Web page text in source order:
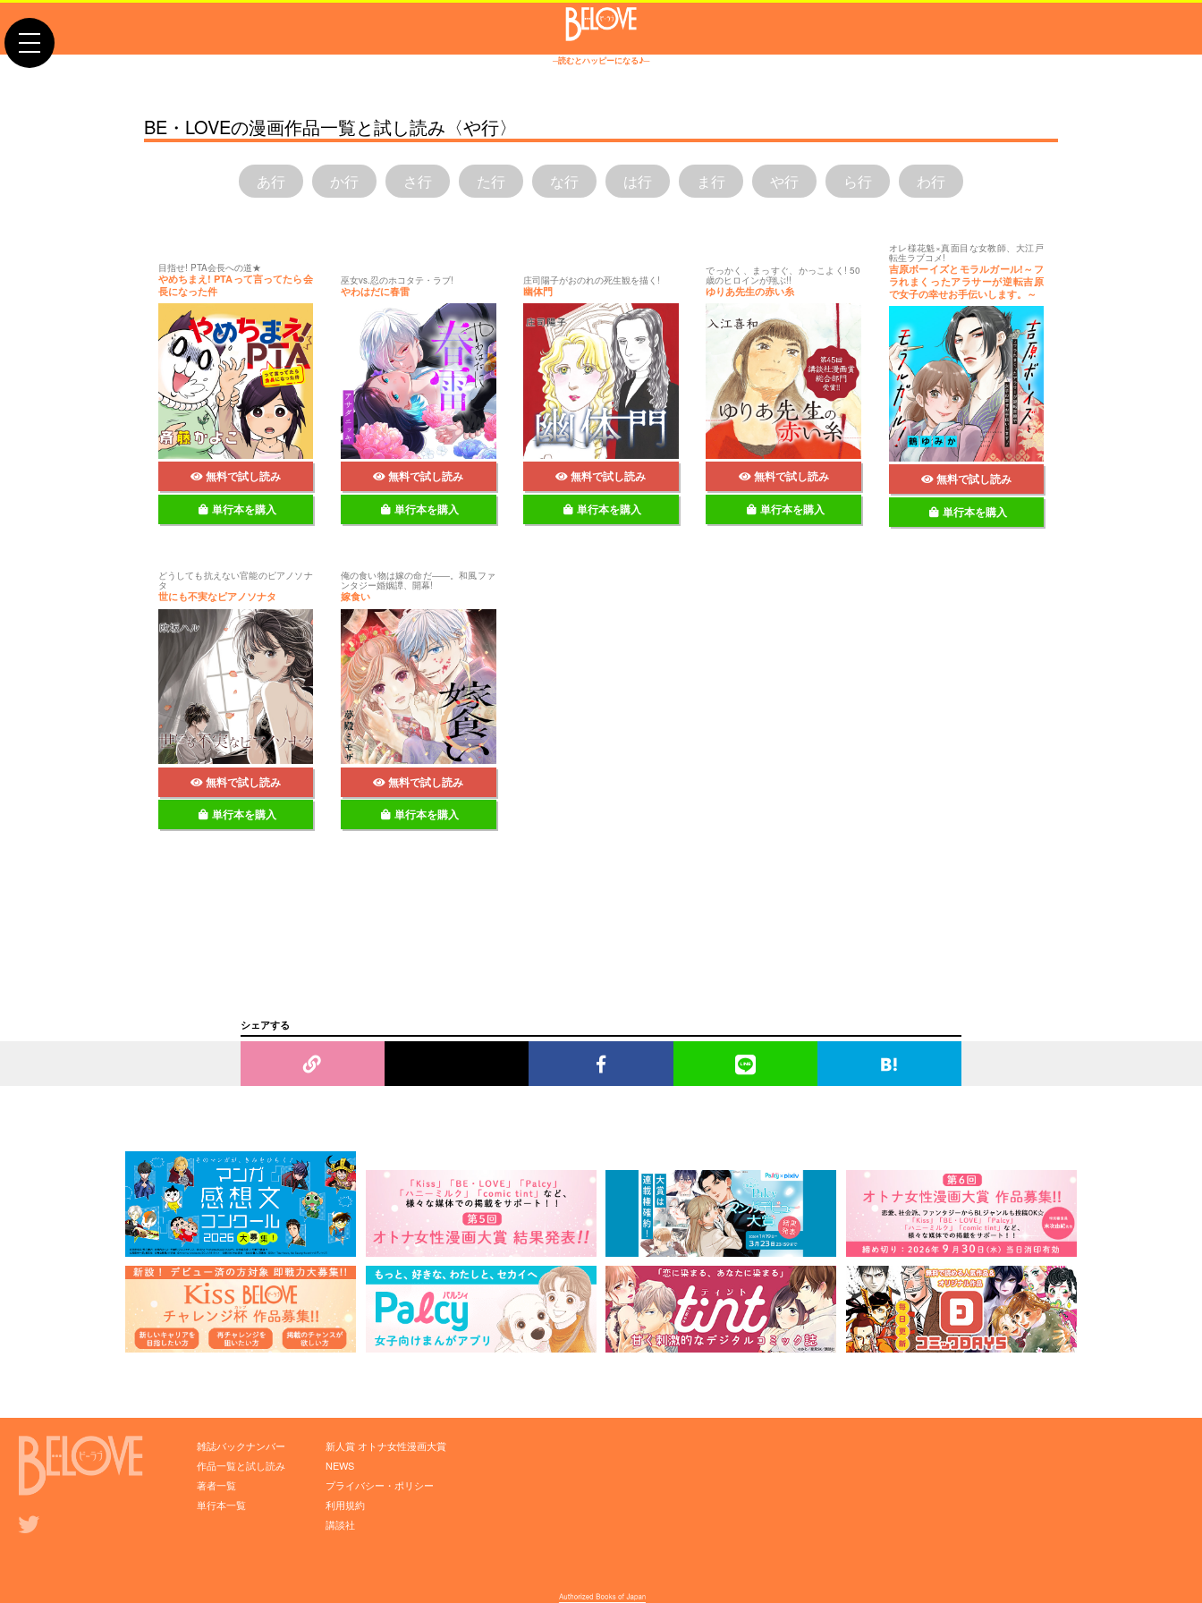
─読むとハッピーになる♪─
toggle
BE・LOVEの漫画作品一覧と試し読み〈や行〉
あ行 か行 さ行 た行 な行 は行 ま行 や行 ら行 わ行
目指せ! PTA会長への道★
やめちまえ! PTAって言ってたら会
長になった件
無料で試し読み
単行本を購入
巫女vs.忍のホコタテ・ラブ!
やわはだに春雷
無料で試し読み
単行本を購入
庄司陽子がおのれの死生観を描く!
幽体門
無料で試し読み
単行本を購入
でっかく、まっすぐ、かっこよく! 50
歳のヒロインが翔ぶ!!
ゆりあ先生の赤い糸
無料で試し読み
単行本を購入
オレ様花魁×真面目な女教師、大江戸
転生ラブコメ!
吉原ボーイズとモラルガール!～フ
ラれまくったアラサーが逆転吉原
で女子の幸せお手伝いします。～
無料で試し読み
単行本を購入
どうしても抗えない官能のピアノソナ
タ
世にも不実なピアノソナタ
無料で試し読み
単行本を購入
俺の食い物は嫁の命だ――。和風ファ
ンタジー婚姻譚、開幕!
嫁食い
無料で試し読み
単行本を購入
シェアする
雑誌バックナンバー
作品一覧と試し読み
著者一覧
単行本一覧
新人賞 オトナ女性漫画大賞
NEWS
プライバシー・ポリシー
利用規約
講談社